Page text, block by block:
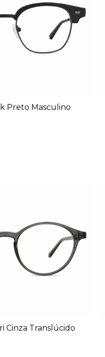
Preto Masculino
Cinza Translúcido